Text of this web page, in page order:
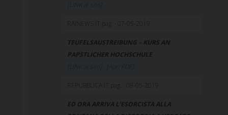
[LINK al sito]
RAINEWS.IT pag. · 07-05-2019
TEUFELSAUSTREIBUNG – KURS AN
PAPSTLICHER HOCHSCHULE
[LINK al sito]
[Apri PDF]
REPUBBLICA.IT pag. · 08-05-2019
ED ORA ARRIVA L’ESORCISTA ALLA